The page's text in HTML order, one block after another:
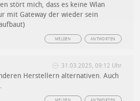
stört mich, dass es keine Wlan
mit Gateway der wieder sein
ANTWORTEN
MELDEN
31.03.2025, 09:12 Uhr
Herstellern alternativen. Auch